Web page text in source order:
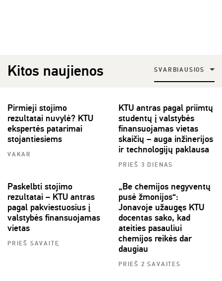
Kitos naujienos SVARBIAUSIOS
Pirmieji stojimo
rezultatai nuvylė? KTU
ekspertės patarimai
stojantiesiems
VAKAR
KTU antras pagal priimtų
studentų į valstybės
finansuojamas vietas
skaičių – auga inžinerijos
ir technologijų paklausa
PRIEŠ 3 DIENAS
Paskelbti stojimo
rezultatai – KTU antras
pagal pakviestuosius į
valstybės finansuojamas
vietas
PRIEŠ SAVAITĘ
„Be chemijos negyventų
pusė žmonijos“:
Jonavoje užaugęs KTU
docentas sako, kad
ateities pasauliui
chemijos reikės dar
daugiau
PRIEŠ 2 SAVAITES